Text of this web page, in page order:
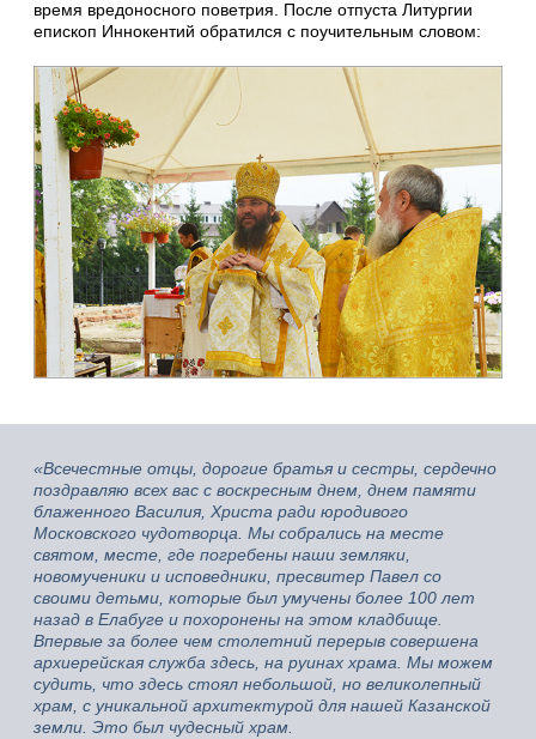
время вредоносного поветрия. После отпуста Литургии
епископ Иннокентий обратился с поучительным словом:
«Всечестные отцы, дорогие братья и сестры, сердечно
поздравляю всех вас с воскресным днем, днем памяти
блаженного Василия, Христа ради юродивого
Московского чудотворца. Мы собрались на месте
святом, месте, где погребены наши земляки,
новомученики и исповедники, пресвитер Павел со
своими детьми, которые был умучены более 100 лет
назад в Елабуге и похоронены на этом кладбище.
Впервые за более чем столетний перерыв совершена
архиерейская служба здесь, на руинах храма. Мы можем
судить, что здесь стоял небольшой, но великолепный
храм, с уникальной архитектурой для нашей Казанской
земли. Это был чудесный храм.